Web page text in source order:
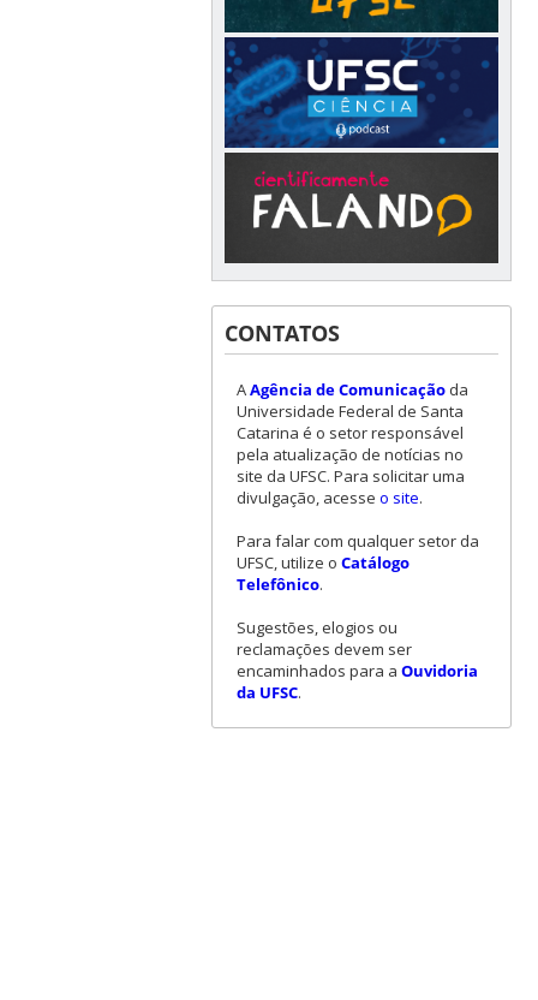
CONTATOS
AAgência de Comunicaçãoda
Universidade Federal de Santa
Catarina é o setor responsável
pela atualização de notícias no
site da UFSC. Para solicitar uma
divulgação, acesse o site.
Para falar com qualquer setor da
UFSC, utilize o Catálogo
Telefônico.
Sugestões, elogios ou
reclamações devem ser
encaminhados para a Ouvidoria
da UFSC.